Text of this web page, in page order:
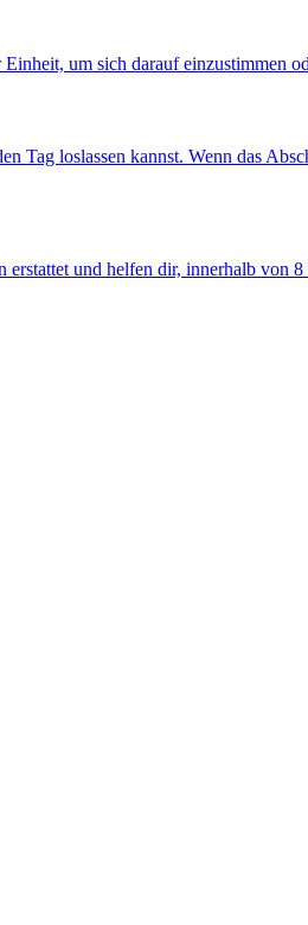
um sich darauf einzustimmen
Tag loslassen kannst. Wenn das
und helfen dir, innerhalb von 8